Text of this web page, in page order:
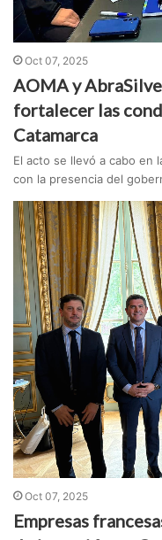
Oct 07, 2025
AOMA y
fortalecer las
Catamarca
El acto se llevó a cabo en
con la presencia del
Oct 07, 2025
Empresas